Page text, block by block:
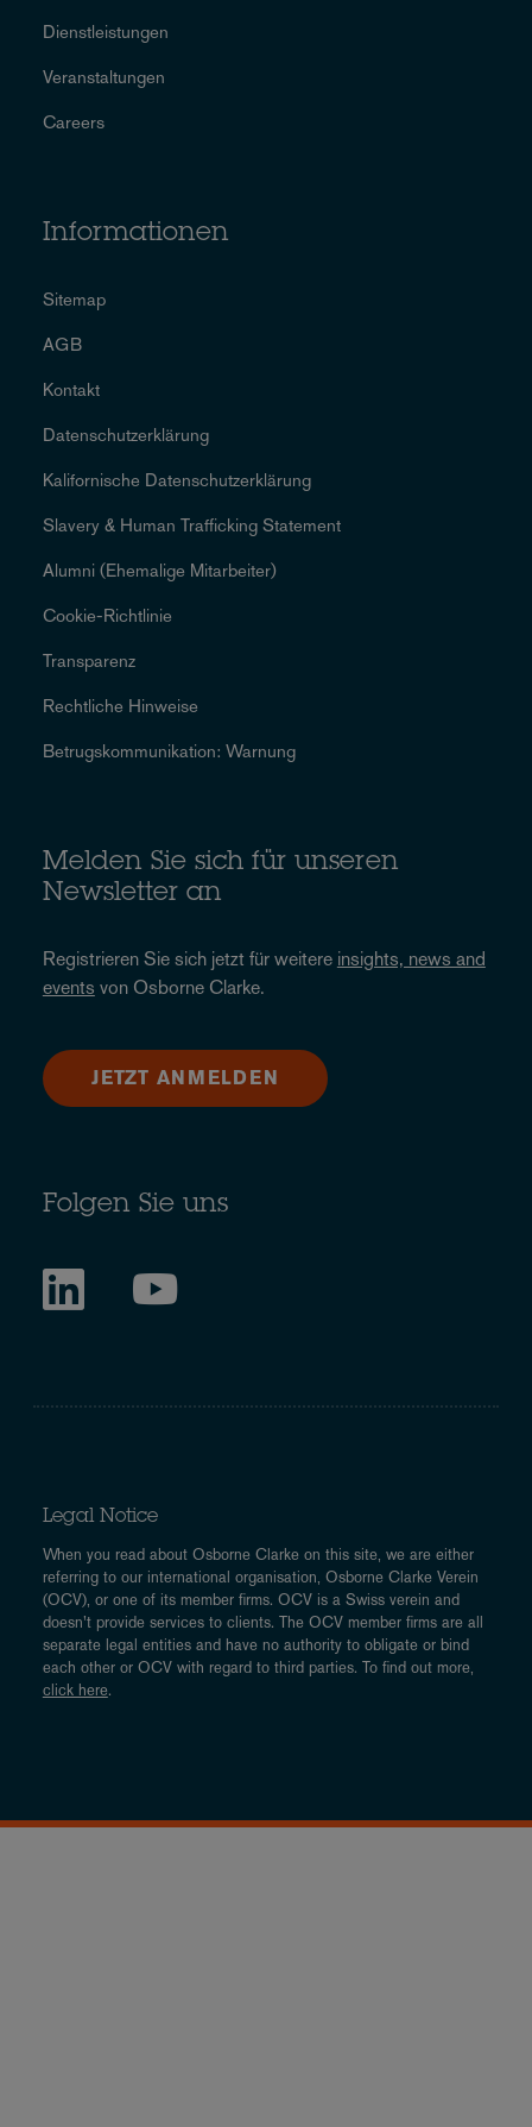
Dienstleistungen
Veranstaltungen
Careers
Informationen
Sitemap
AGB
Kontakt
Datenschutzerklärung
Kalifornische Datenschutzerklärung
Slavery & Human Trafficking Statement
Alumni (Ehemalige Mitarbeiter)
Cookie-Richtlinie
Transparenz
Rechtliche Hinweise
Betrugskommunikation: Warnung
Melden Sie sich für unseren
Newsletter an
Registrieren Sie sich jetzt für weitere insights, news and
events von Osborne Clarke.
JETZT ANMELDEN
Folgen Sie uns
Legal Notice
When you read about Osborne Clarke on this site, we are either
referring to our international organisation, Osborne Clarke Verein
(OCV), or one of its member firms. OCV is a Swiss verein and
doesn’t provide services to clients. The OCV member firms are all
separate legal entities and have no authority to obligate or bind
each other or OCV with regard to third parties. To find out more,
click here.